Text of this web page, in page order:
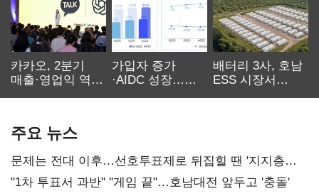
카카오, 2분기
매출·영업익 역대
가입자 증가
·AIDC 성장…
배터리 3사, 호남
ESS 시장서
주요 뉴스
문제는 전대 이후…선호투표제로 뒤집힐 땐 '지지층
불복'
"1차 투표서 과반" "게임 끝"…호남대전 앞두고 '충돌'